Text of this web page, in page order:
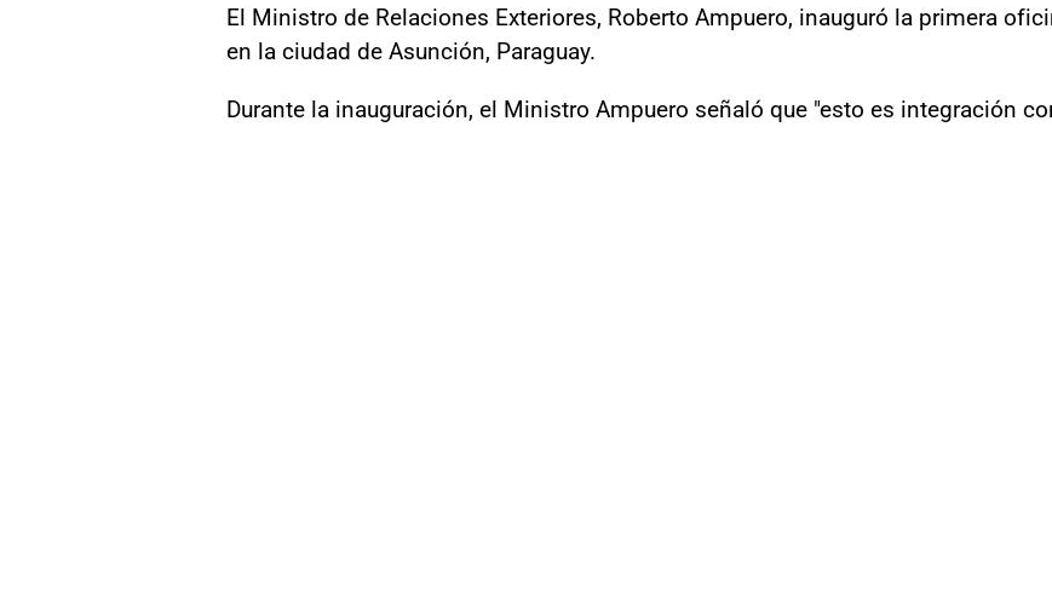
El Ministro de Relaciones Exteriores, Roberto Ampuero, inauguró la primera
en la ciudad de Asunción, Paraguay.
Durante la inauguración, el Ministro Ampuero señaló que "esto es integración